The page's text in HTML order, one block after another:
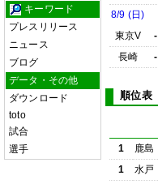
キーワード
プレスリリース
ニュース
ブログ
データ・その他
ダウンロード
toto
試合
選手
8/9 (日)
東京V
-
長崎
-
順位表
1 鹿島
1
水戸